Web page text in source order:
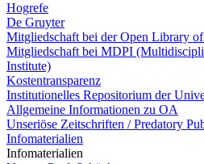
Hogrefe
De Gruyter
Mitgliedschaft bei der Open Library
Mitgliedschaft bei MDPI
Institute)
Kostentransparenz
Institutionelles Repositorium der
Allgemeine Informationen zu OA
Unseriöse Zeitschriften / Predatory
Infomaterialien
Infomaterialien